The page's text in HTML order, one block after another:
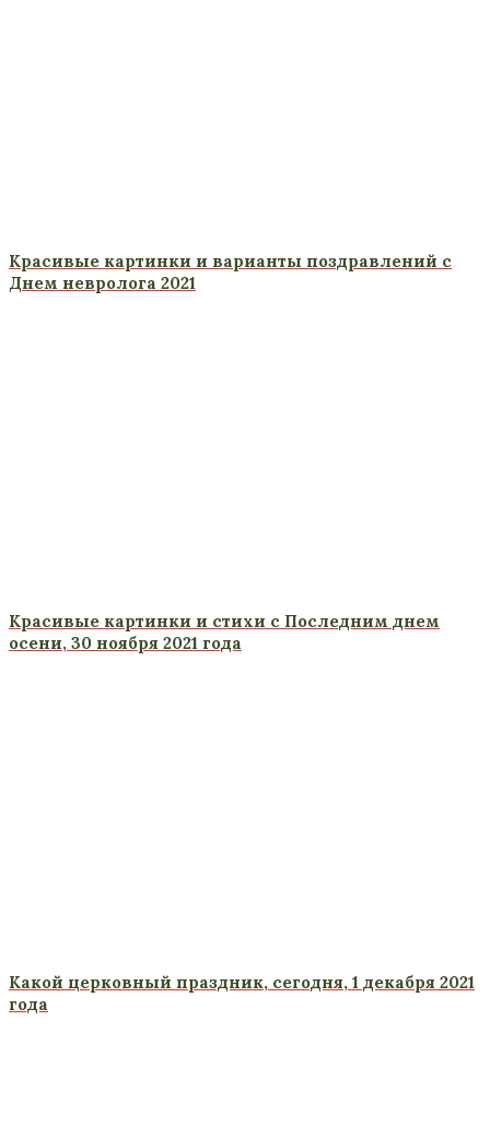
Красивые картинки и варианты поздравлений с
Днем невролога 2021
Красивые картинки и стихи с Последним днем
осени, 30 ноября 2021 года
Какой церковный праздник, сегодня, 1 декабря 2021
года